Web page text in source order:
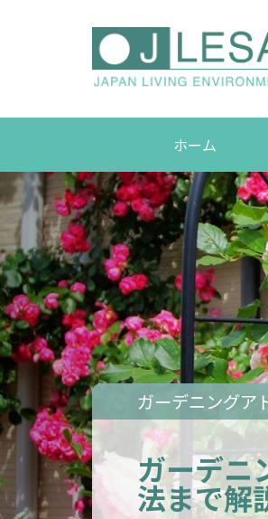
ホーム
ガーデニングア
ガーデニ
法まで解